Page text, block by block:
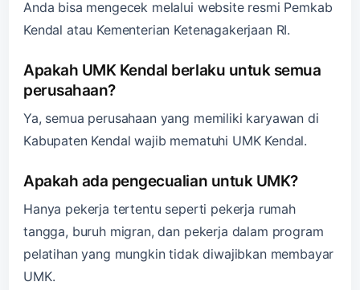
Anda bisa mengecek melalui website resmi Pemkab
Kendal atau Kementerian Ketenagakerjaan RI.
Apakah UMK Kendal berlaku untuk semua
perusahaan?
Ya, semua perusahaan yang memiliki karyawan di
Kabupaten Kendal wajib mematuhi UMK Kendal.
Apakah ada pengecualian untuk UMK?
Hanya pekerja tertentu seperti pekerja rumah
tangga, buruh migran, dan pekerja dalam program
pelatihan yang mungkin tidak diwajibkan membayar
UMK.